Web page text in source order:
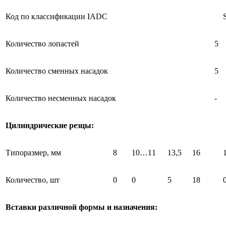
Код по классификации IADC
Количество лопастей 5
Количество сменных насадок 5
Количество несменных насадок -
Цилиндрические резцы:
Типоразмер, мм 8 10…11 13,5 16
Количество, шт 0 0 5 18
Вставки различной формы и назначения: